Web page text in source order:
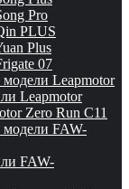
Pro
PLUS
Plus
07
Leapmotor
Leapmotor
Zero Run C11
модели FAW-
FAW-